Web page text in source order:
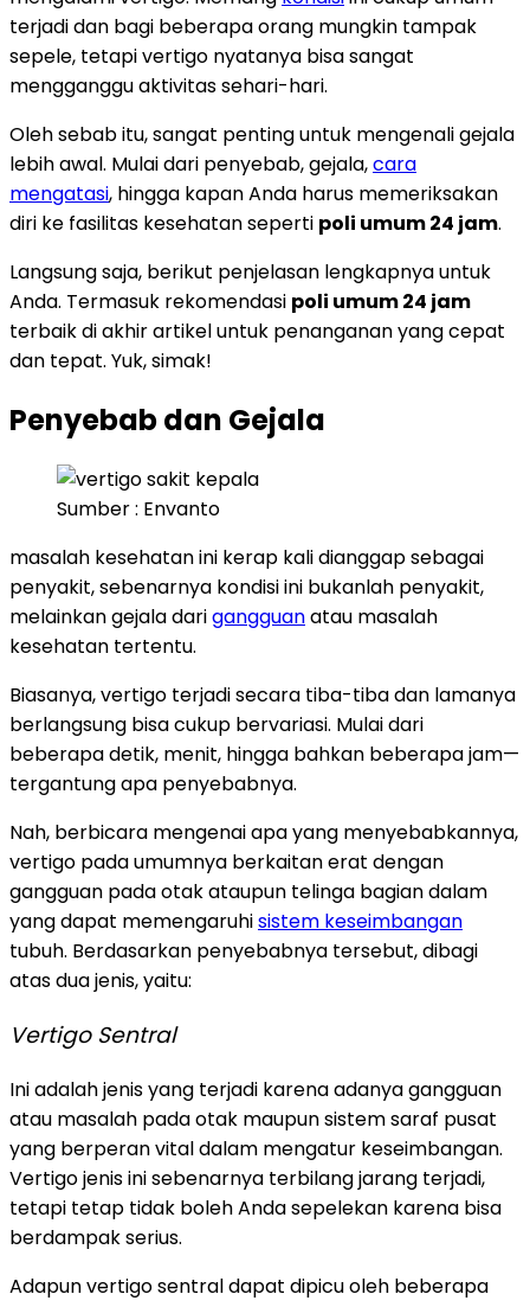
terjadi dan bagi beberapa orang mungkin tampak
sepele, tetapi vertigo nyatanya bisa sangat
mengganggu aktivitas sehari-hari.
Oleh sebab itu, sangat penting untuk mengenali gejala
lebih awal. Mulai dari penyebab, gejala,cara
mengatasi, hingga kapan Anda harus memeriksakan
diri ke fasilitas kesehatan seperti poli umum 24 jam.
Langsung saja, berikut penjelasan lengkapnya untuk
Anda. Termasuk rekomendasi poli umum 24 jam
terbaik di akhir artikel untuk penanganan yang cepat
dan tepat. Yuk, simak!
Penyebab dan Gejala
Sumber : Envanto
masalah kesehatan ini kerap kali dianggap sebagai
penyakit, sebenarnya kondisi ini bukanlah penyakit,
melainkan gejala darigangguanatau masalah
kesehatan tertentu.
Biasanya, vertigo terjadi secara tiba-tiba dan lamanya
berlangsung bisa cukup bervariasi. Mulai dari
beberapa detik, menit, hingga bahkan beberapa jam—
tergantung apa penyebabnya.
Nah, berbicara mengenai apa yang menyebabkannya,
vertigo pada umumnya berkaitan erat dengan
gangguan pada otak ataupun telinga bagian dalam
yang dapat memengaruhisistem keseimbangan
tubuh. Berdasarkan penyebabnya tersebut, dibagi
atas dua jenis, yaitu:
Vertigo Sentral
Ini adalah jenis yang terjadi karena adanya gangguan
atau masalah pada otak maupun sistem saraf pusat
yang berperan vital dalam mengatur keseimbangan.
Vertigo jenis ini sebenarnya terbilang jarang terjadi,
tetapi tetap tidak boleh Anda sepelekan karena bisa
berdampak serius.
Adapun vertigo sentral dapat dipicu oleh beberapa